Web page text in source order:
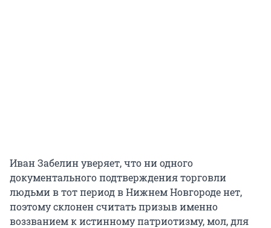
Иван Забелин уверяет, что ни одного
документального подтверждения торговли
людьми в тот период в Нижнем Новгороде нет,
поэтому склонен считать призыв именно
воззванием к истинному патриотизму, мол, для